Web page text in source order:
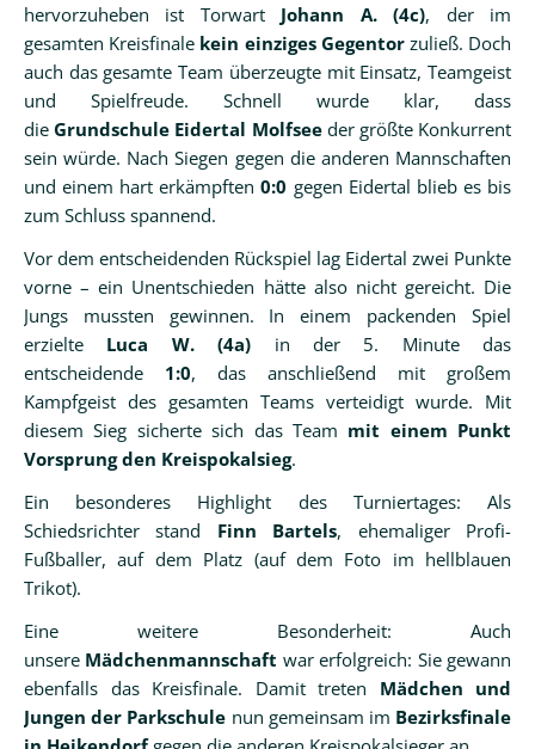
hervorzuheben ist Torwart
Johann A. (4c), der im
gesamten Kreisfinale kein einziges Gegentor zuließ. Doch
auch das gesamte Team überzeugte mit Einsatz, Teamgeist
und Spielfreude. Schnell wurde klar, dass
die Grundschule Eidertal Molfsee der größte Konkurrent
sein würde. Nach Siegen gegen die anderen Mannschaften
und einem hart erkämpften 0:0 gegen Eidertal blieb es bis
zum Schluss spannend.
Vor dem entscheidenden Rückspiel lag Eidertal zwei Punkte
vorne – ein Unentschieden hätte also nicht gereicht. Die
Jungs mussten gewinnen. In einem packenden Spiel
erzielte
Luca W. (4a)
in der 5. Minute das
entscheidende
1:0, das anschließend mit großem
Kampfgeist des gesamten Teams verteidigt wurde. Mit
diesem Sieg sicherte sich das Team mit einem Punkt
Vorsprung den Kreispokalsieg.
Ein besonderes Highlight des Turniertages: Als
Schiedsrichter stand
Finn Bartels, ehemaliger Profi-
Fußballer, auf dem Platz (auf dem Foto im hellblauen
Trikot).
Eine weitere Besonderheit: Auch
unsere Mädchenmannschaft war erfolgreich: Sie gewann
ebenfalls das Kreisfinale. Damit treten
Mädchen und
Jungen der Parkschule nun gemeinsam im Bezirksfinale